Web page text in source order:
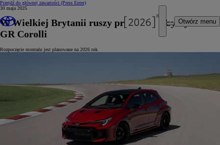
Przejdź do głównej zawartości (Press Enter)
Otwórz menu
30 maja 2025
W Wielkiej Brytanii ruszy produkcja Toyoty
GR Corolli
Rozpoczęcie montażu jest planowane na 2026 rok